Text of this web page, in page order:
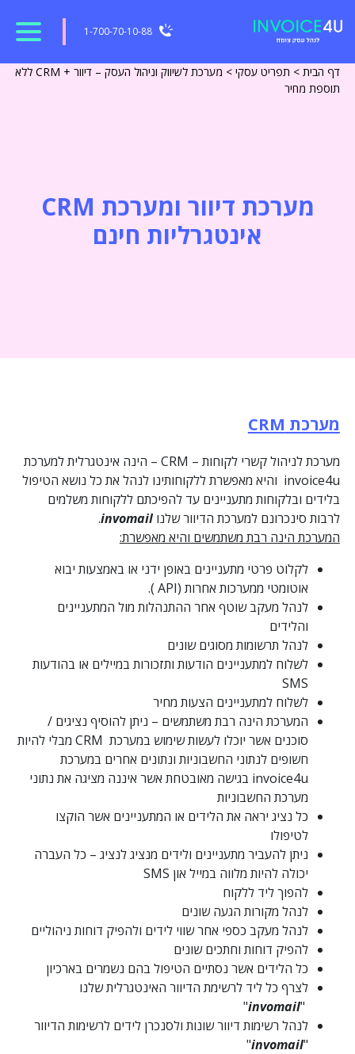
1-700-70-10-88
דף הבית > תפריט עסקי >
מערכת לשיווק וניהול העסק – דיוור + CRM ללא
תוספת מחיר
מערכת דיוור ומערכת CRM
אינטגרליות חינם
מערכת CRM
מערכת לניהול קשרי לקוחות – CRM – הינה אינטגרלית למערכת
invoice4u והיא מאפשרת ללקוחותינו לנהל את כל נושא הטיפול
בלידים ובלקוחות מתעניינים עד להפיכתם ללקוחות משלמים
לרבות סינכרונם למערכת הדיוור שלנוinvomail
.
המערכת הינה רבת משתמשים והיא מאפשרת:
לקלוט פרטי מתעניינים באופן ידני או באמצעות יבוא
אוטומטי ממערכות אחרות (API ).
לנהל מעקב שוטף אחר ההתנהלות מול המתעניינים
והלידים
לנהל תרשומות מסוגים שונים
לשלוח למתעניינים הודעות ותזכורות במיילים או בהודעות
SMS
לשלוח למתעניינים הצעות מחיר
המערכת הינה רבת משתמשים – ניתן להוסיף נציגים /
סוכנים אשר יוכלו לעשות שימוש במערכת CRM מבלי להיות
חשופים לנתוני החשבוניות ונתונים אחרים במערכת
invoice4u בגישה מאובטחת אשר איננה מציגה את נתוני
מערכת החשבוניות
כל נציג יראה את הלידים או המתעניינים אשר הוקצו
לטיפולו
ניתן להעביר מתעניינים ולידים מנציג לנציג – כל העברה
יכולה להיות מלווה במייל און SMS
להפוך ליד ללקוח
לנהל מקורות הגעה שונים
לנהל מעקב כספי אחר שווי לידים ולהפיק דוחות ניהוליים
להפיק דוחות וחתכים שונים
כל הלידים אשר נסתיים הטיפול בהם נשמרים בארכיון
לצרף כל ליד לרשימת הדיוור האינטגרלית שלנו
"
invomail
"
לנהל רשימות דיוור שונות ולסנכרן לידים לרשימות הדיוור
"
invomail
"